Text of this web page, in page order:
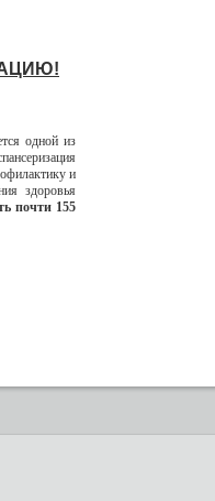
одной из
и
здоровья
почти 155